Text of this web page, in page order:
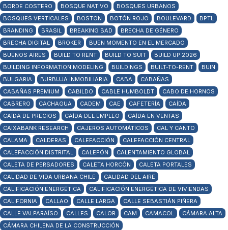
BORDE COSTERO
BOSQUE NATIVO
BOSQUES URBANOS
BOSQUES VERTICALES
BOSTON BOTÓN ROJO BOULEVARD
BPTL
BRANDING
BRASIL BREAKING BAD
BRECHA DE GÉNERO
BRECHA DIGITAL
BROKER
BUEN MOMENTO EN EL MERCADO
BUENOS AIRES
BUILD TO RENT BUILD TO SUIT
BUILD UP 2026
BUILDING INFORMATION MODELING
BUILDINGS BUILT-TO-RENT
BUIN
BULGARIA
BURBUJA INMOBILIARIA CABA
CABAÑAS
CABAÑAS PREMIUM
CABILDO CABLE HUMBOLDT
CABO DE HORNOS
CABRERO
CACHAGUA CADEM CAE CAFETERÍA
CAÍDA
CAÍDA DE PRECIOS
CAÍDA DEL EMPLEO
CAÍDA EN VENTAS
CAIXABANK RESEARCH
CAJEROS AUTOMÁTICOS
CAL Y CANTO
CALAMA
CALDERAS CALEFACCIÓN
CALEFACCIÓN CENTRAL
CALEFACCIÓN DISTRITAL
CALEFÓN
CALENTAMIENTO GLOBAL
CALETA DE PERSADORES
CALETA HORCÓN
CALETA PORTALES
CALIDAD DE VIDA URBANA CHILE
CALIDAD DEL AIRE
CALIFICACIÓN ENERGÉTICA
CALIFICACIÓN ENERGÉTICA DE VIVIENDAS
CALIFORNIA
CALLAO CALLE LARGA
CALLE SEBASTIÁN PIÑERA
CALLE VALPARAÍSO
CALLES CALOR CAM CAMACOL
CÁMARA ALTA
CÁMARA CHILENA DE LA CONSTRUCCIÓN